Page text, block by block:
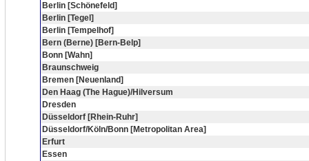
Berlin [Schönefeld]
Berlin [Tegel]
Berlin [Tempelhof]
Bern (Berne) [Bern-Belp]
Bonn [Wahn]
Braunschweig
Bremen [Neuenland]
Den Haag (The Hague)/Hilversum
Dresden
Düsseldorf [Rhein-Ruhr]
Düsseldorf/Köln/Bonn [Metropolitan Area]
Erfurt
Essen